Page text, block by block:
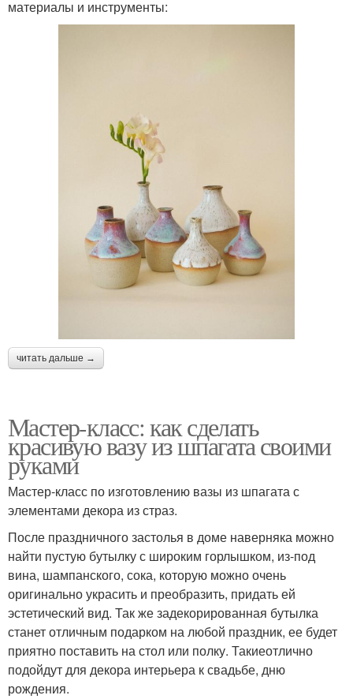
материалы и инструменты:
читать дальше →
Мастер-класс: как сделать
красивую вазу из шпагата своими
руками
Мастер-класс по изготовлению вазы из шпагата с
элементами декора из страз.
После праздничного застолья в доме наверняка можно
найти пустую бутылку с широким горлышком, из-под
вина, шампанского, сока, которую можно очень
оригинально украсить и преобразить, придать ей
эстетический вид. Так же задекорированная бутылка
станет отличным подарком на любой праздник, ее будет
приятно поставить на стол или полку. Такиеотлично
подойдут для декора интерьера к свадьбе, дню
рождения.